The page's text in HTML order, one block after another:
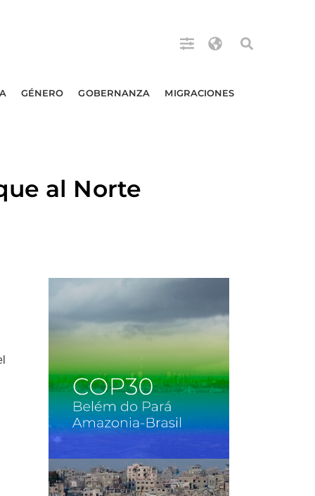
GÉNERO GOBERNANZA MIGRACIONES
al Norte